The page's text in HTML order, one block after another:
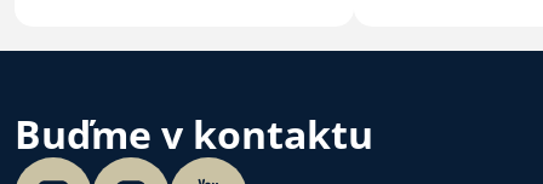
Buďme v kontaktu